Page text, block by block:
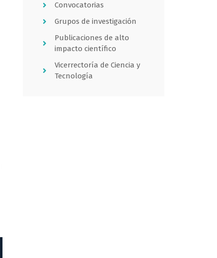
Convocatorias
Grupos de investigación
Publicaciones de alto
impacto científico
Vicerrectoría de Ciencia y
Tecnología